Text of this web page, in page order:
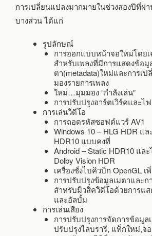
การเปลี่ยนแปลงมากมายในช่วงสองปีที่ผ่
บางส่วน ได้แก่
รูปลักษณ์
การออกแบบหน้าจอใหม่โดยเ
สำหรับเพลงที่มีการแสดงข้อมู
ตา(metadata)ใหม่และการเ
มองรายการเพลง
ใหม่…มุมมอง “กำลังเล่น”
การปรับปรุงอาร์ตเวิร์คและไ
การเล่นวิดีโอ
การถอดรหัสซอฟต์แวร์ AV1
Windows 10 – HLG HDR แล
HDR10 แบบคงที่
Android – Static HDR10 แล
Dolby Vision HDR
เครื่องชั่งไบคิวบิก OpenGL เ
การปรับปรุงข้อมูลเมตาและก
สำหรับมิวสิควิดีโอด้วยการแ
และอัลบั้ม
การเล่นเสียง
การปรับปรุงการจัดการข้อมูล
ปรับปรุงไลบรารี, แท็กใหม่,จ